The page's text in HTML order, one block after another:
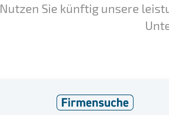
Nutzen Sie künftig unsere